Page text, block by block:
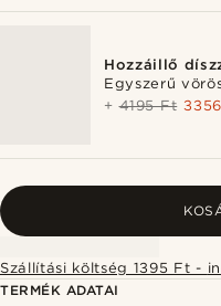
Hozzáillő
Egyszerű
+4195 Ft
TERMÉK ADATAI